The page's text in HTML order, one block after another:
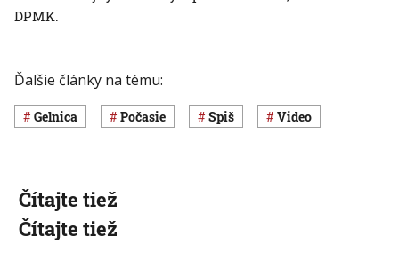
DPMK.
Ďalšie články na tému:
Gelnica Počasie Spiš Video
Čítajte tiež
Čítajte tiež